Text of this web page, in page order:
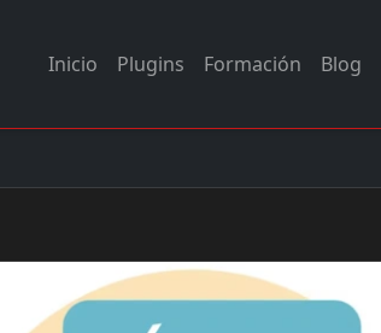
Inicio Plugins Formación Blog